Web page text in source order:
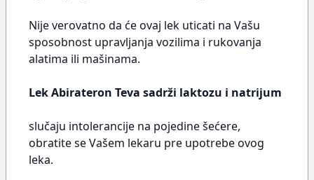
Nije verovatno da će ovaj lek uticati na Vašu
sposobnost upravljanja vozilima i rukovanja
alatima ili mašinama.
Lek Abirateron Teva sadrži laktozu i natrijum
slučaju intolerancije na pojedine šećere,
obratite se Vašem lekaru pre upotrebe ovog
leka.